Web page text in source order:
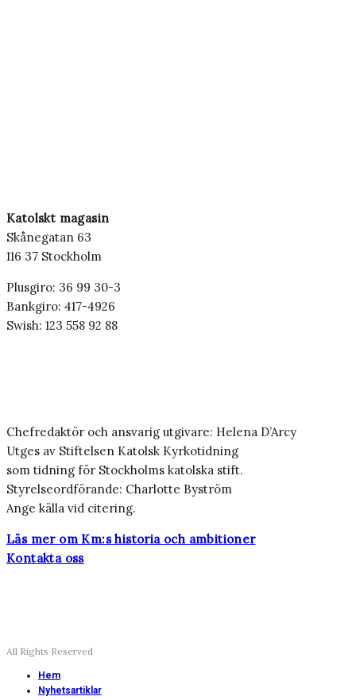
Katolskt magasin
Skånegatan 63
116 37 Stockholm
Plusgiro: 36 99 30-3
Bankgiro: 417-4926
Swish: 123 558 92 88
Chefredaktör och ansvarig utgivare: Helena D’Arcy
Utges av Stiftelsen Katolsk Kyrkotidning
som tidning för Stockholms katolska stift.
Styrelseordförande: Charlotte Byström
Ange källa vid citering.
Läs mer om Km:s historia och ambitioner
Kontakta oss
All Rights Reserved
Hem
Nyhetsartiklar